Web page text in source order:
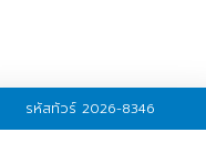
รหัสทัวร์ 2026-8346